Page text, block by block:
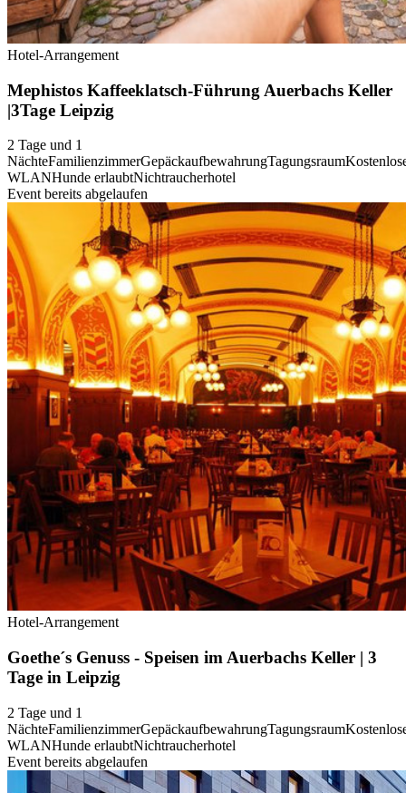
Hotel-Arrangement
Mephistos Kaffeeklatsch-Führung Auerbachs Keller
|3Tage Leipzig
2 Tage und 1
NächteFamilienzimmerGepäckaufbewahrungTagungsraum
WLANHunde erlaubtNichtraucherhotel
Event bereits abgelaufen
Hotel-Arrangement
Goethe´s Genuss - Speisen im Auerbachs Keller | 3
Tage in Leipzig
2 Tage und 1
NächteFamilienzimmerGepäckaufbewahrungTagungsraum
WLANHunde erlaubtNichtraucherhotel
Event bereits abgelaufen